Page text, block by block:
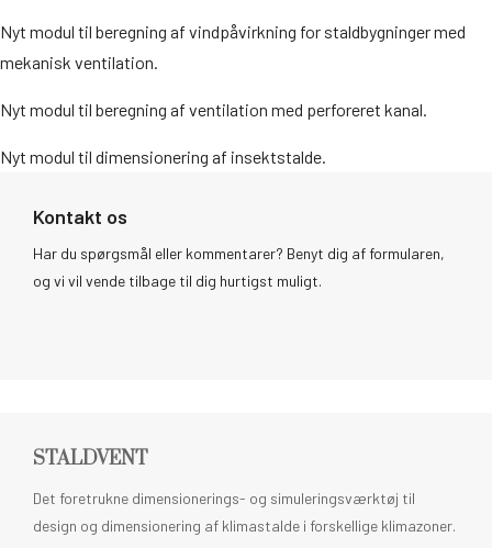
Nyt modul til beregning af vindpåvirkning for staldbygninger med
mekanisk ventilation.
Nyt modul til beregning af ventilation med perforeret kanal.
Nyt modul til dimensionering af insektstalde.
Kontakt os
Har du spørgsmål eller kommentarer? Benyt dig af formularen,
og vi vil vende tilbage til dig hurtigst muligt.
STALDVENT
Det foretrukne dimensionerings- og simuleringsværktøj til
design og dimensionering af klimastalde i forskellige klimazoner.